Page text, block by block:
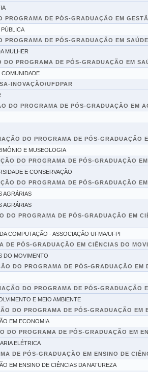
PROGRAMA DE PÓS-GRADUAÇÃO EM
PROGRAMA DE PÓS-GRADUAÇÃO EM
MULHER
DO PROGRAMA DE PÓS-GRADUAÇÃO EM
COMUNIDADE
INOVAÇÃO/UFDPAR
DO PROGRAMA DE PÓS-GRADUAÇÃO EM
DO PROGRAMA DE PÓS-GRADUAÇÃO
E MUSEOLOGIA
DO PROGRAMA DE PÓS-GRADUAÇÃO
E CONSERVAÇÃO
DO PROGRAMA DE PÓS-GRADUAÇÃO
AGRÁRIAS
AGRÁRIAS
DO PROGRAMA DE PÓS-GRADUAÇÃO EM
COMPUTAÇÃO - ASSOCIAÇÃO UFMA/UFPI
DE PÓS-GRADUAÇÃO EM CIÊNCIAS DO
DO MOVIMENTO
DO PROGRAMA DE PÓS-GRADUAÇÃO EM
DO PROGRAMA DE PÓS-GRADUAÇÃO
E MEIO AMBIENTE
DO PROGRAMA DE PÓS-GRADUAÇÃO EM
EM ECONOMIA
DO PROGRAMA DE PÓS-GRADUAÇÃO EM
ELÉTRICA
DE PÓS-GRADUAÇÃO EM ENSINO DE
EM ENSINO DE CIÊNCIAS DA NATUREZA